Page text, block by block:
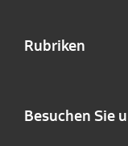
Rubriken
Besuchen Sie